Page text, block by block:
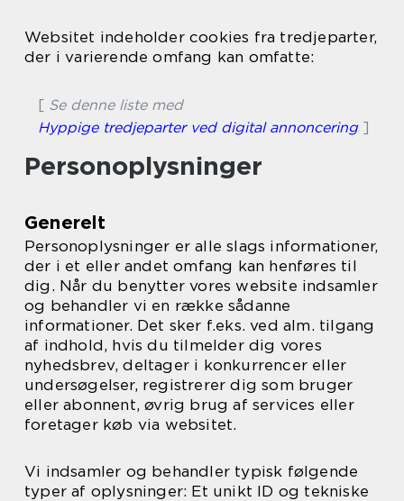
Websitet indeholder cookies fra tredjeparter,
der i varierende omfang kan omfatte:
[ Se denne liste med
Hyppige tredjeparter ved digital annoncering]
Personoplysninger
Generelt
Personoplysninger er alle slags informationer,
der i et eller andet omfang kan henføres til
dig. Når du benytter vores website indsamler
og behandler vi en række sådanne
informationer. Det sker f.eks. ved alm. tilgang
af indhold, hvis du tilmelder dig vores
nyhedsbrev, deltager i konkurrencer eller
undersøgelser, registrerer dig som bruger
eller abonnent, øvrig brug af services eller
foretager køb via websitet.
Vi indsamler og behandler typisk følgende
typer af oplysninger: Et unikt ID og tekniske